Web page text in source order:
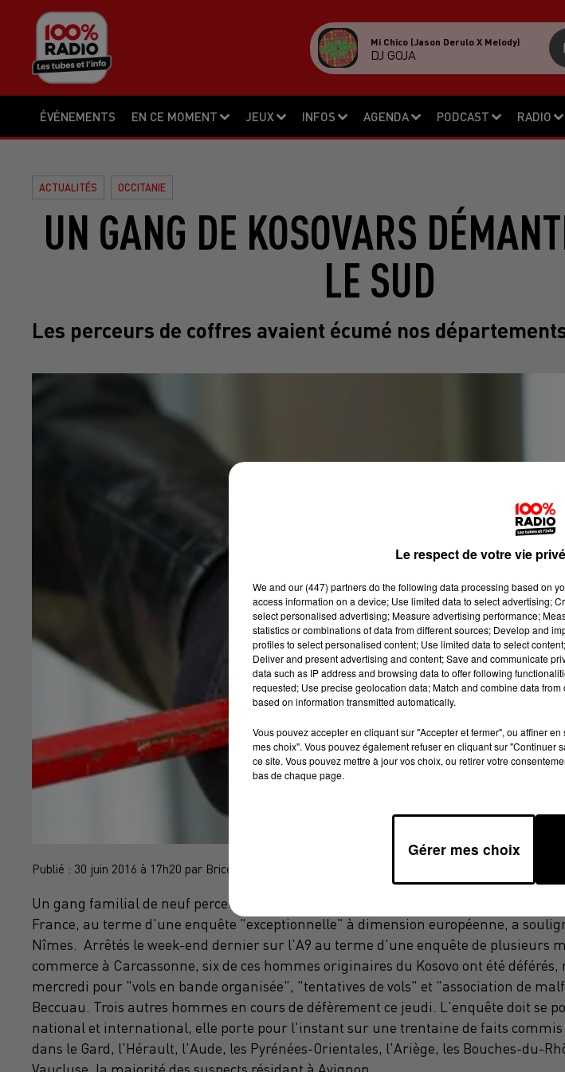
ÉVÉNEMENTS EN CE MOMENT JEUX INFOS AGENDA PODCAST RADIO
Mi Chico (jason Derulo X Melody)
DJ GOJA
ACTUALITÉS OCCITANIE
UN GANG DE KOSOVARS
LE SUD
Les perceurs de coffres avaient écumé nos
Publié : 30 juin 2016 à 17h20 par Brice Vidal
Un gang familial de neuf perceurs présumés de coffres forts a été démantelé cette
France, au terme d'une enquête "exceptionnelle" à dimension européenne, a
Nîmes
Arrêtés le week-end dernier sur l'A9 au terme d'une enquête de plusieurs
commerce à Carcassonne, six de ces hommes originaires du Kosovo ont été déférés,
mercredi pour "vols en bande organisée", "tentatives de vols" et "association de
Beccuau . Trois autres hommes en cours de défèrement ce jeudi. L 'enquête doit se
national et international, elle porte pour l'instant sur une trentaine de faits commis
dans le Gard, l'Hérault, l'Aude, les Pyrénées-Orientales, l'Ariège, les Bouches-du-
Le respect de votre vie
We and our (447) partnersdo the following data processing based on
access information on a device; Use limited data to select advertising;
select personalised advertising; Measure advertising performance;
statistics or combinations of data from different sources; Develop and
profiles to select personalised content; Use limited data to select
Deliver and present advertising and content; Save and communicate
data such as IP address and browsing data to offer following
requested; Use precise geolocation data; Match and combine data
based on information transmitted automatically.
Vous pouvez accepter en cliquant sur "Accepter et fermer", ou affiner
mes choix". Vous pouvez également refuser en cliquant sur "Continuer
ce site. Vous pouvez mettre à jour vos choix, ou retirer votre
bas de chaque page.
Gérer mes choix